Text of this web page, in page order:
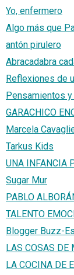
Yo, enfermero
Algo más que
antón pirulero
Abracadabra
Reflexiones de
Pensamientos
GARACHICO
Marcela
Tarkus Kids
UNA INFANCIA
Sugar Mur
PABLO
TALENTO
Blogger Buzz-
LAS COSAS DE
LA COCINA DE